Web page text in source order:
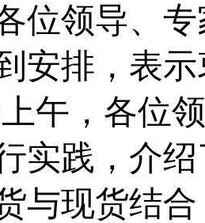
位领导、
安排，表
，各位领
实践，介
与现货结